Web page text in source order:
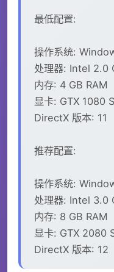
最低配置:
操作系统:
处理器: Intel 2.0
内存: 4 GB RAM
显卡: GTX 1080
DirectX 版本: 11
推荐配置:
操作系统:
处理器: Intel 3.0
内存: 8 GB RAM
显卡: GTX 2080
DirectX 版本: 12